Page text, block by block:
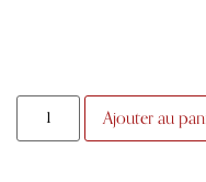
Ajouter au